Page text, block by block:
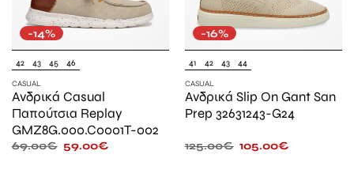
-14%
42 43 45 46
CASUAL
Ανδρικά Casual
Παπούτσια Replay
GMZ8G.000.C0001T-002
69.00€ 59.00€
-16%
41 42 43 44
CASUAL
Ανδρικά Slip On Gant San
Prep 32631243-G24
125.00€ 105.00€